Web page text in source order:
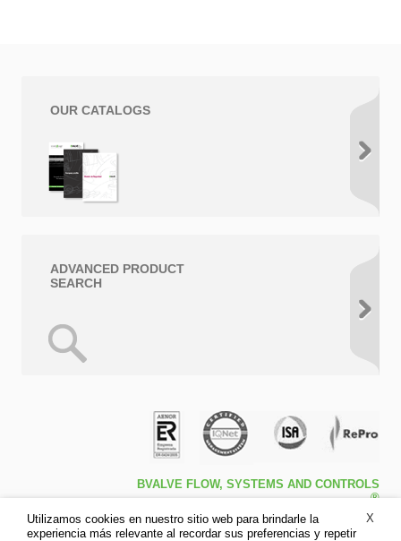
OUR CATALOGS
ADVANCED PRODUCT
SEARCH
BVALVE FLOW, SYSTEMS AND CONTROLS
®
Travessa de Peralta 5ª – Pol. Ind. l1 46540 El
Puig (Valencia)
Tfno: +34 961.473.161
X
Utilizamos cookies en nuestro sitio web para brindarle la
experiencia más relevante al recordar sus preferencias y repetir